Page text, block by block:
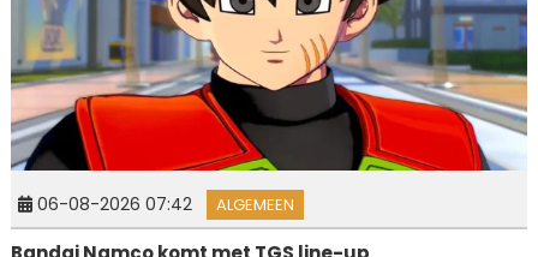
06-08-2026 07:42 ALGEMEEN